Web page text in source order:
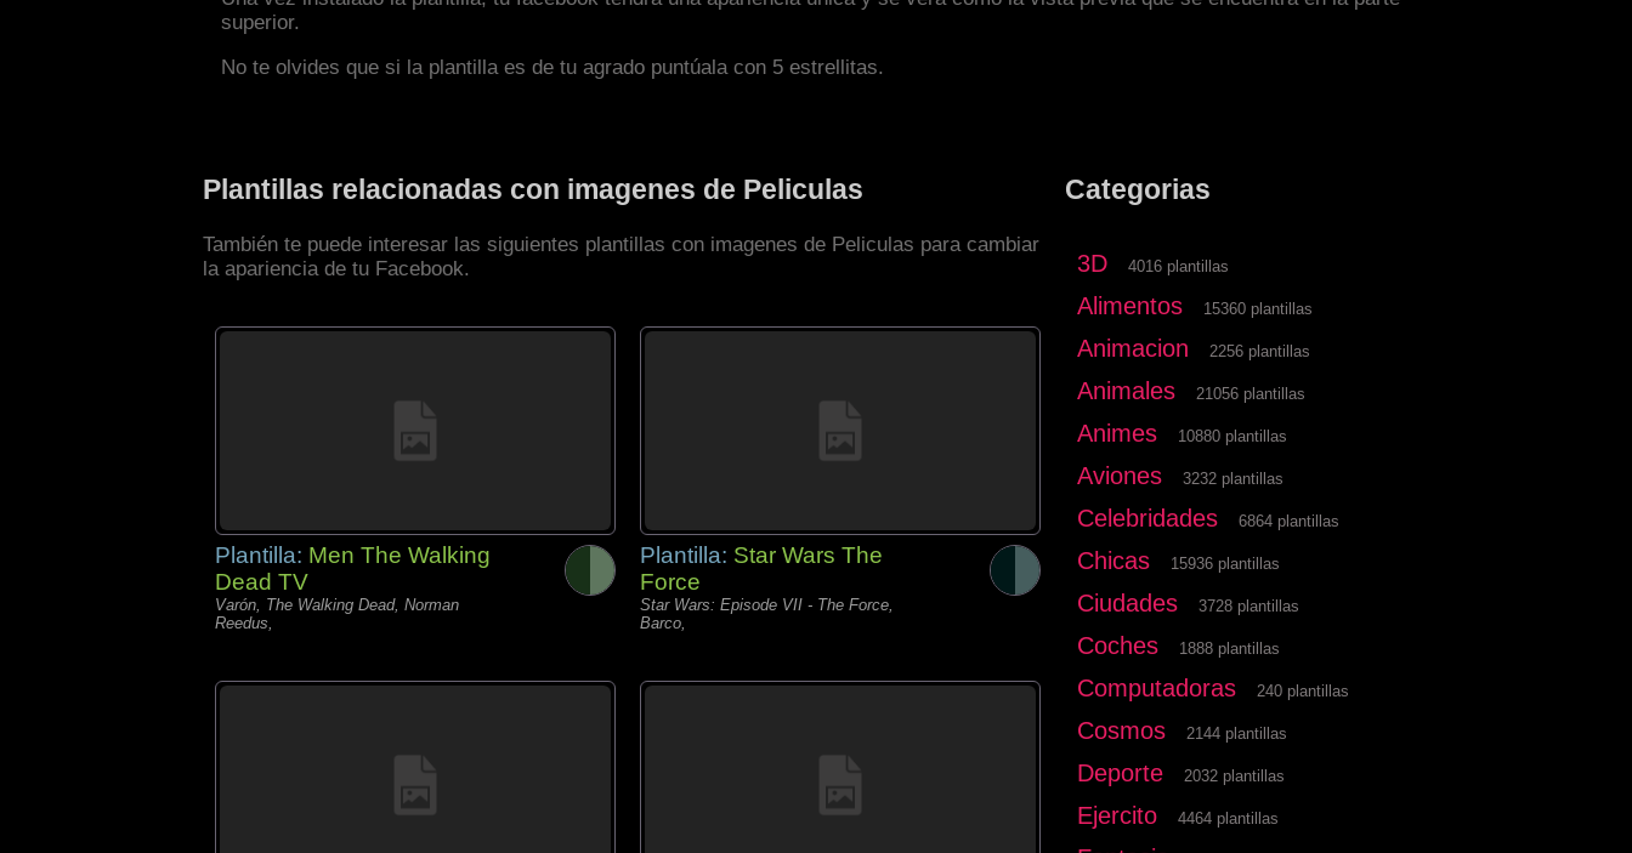
superior.
No te olvides que si la plantilla es de tu agrado puntúala con 5 estrellitas.
Plantillas relacionadas con imagenes de Peliculas
También te puede interesar las siguientes plantillas con imagenes de Peliculas para cambiar
la apariencia de tu Facebook.
Plantilla: Men The Walking
Dead TV
Varón, The Walking Dead, Norman
Reedus,
Plantilla: Star Wars The
Force
Star Wars: Episode VII - The Force,
Barco,
Categorias
3D 4016 plantillas
Alimentos 15360 plantillas
Animacion 2256 plantillas
Animales 21056 plantillas
Animes 10880 plantillas
Aviones 3232 plantillas
Celebridades 6864 plantillas
Chicas 15936 plantillas
Ciudades 3728 plantillas
Coches 1888 plantillas
Computadoras 240 plantillas
Cosmos 2144 plantillas
Deporte 2032 plantillas
Ejercito 4464 plantillas